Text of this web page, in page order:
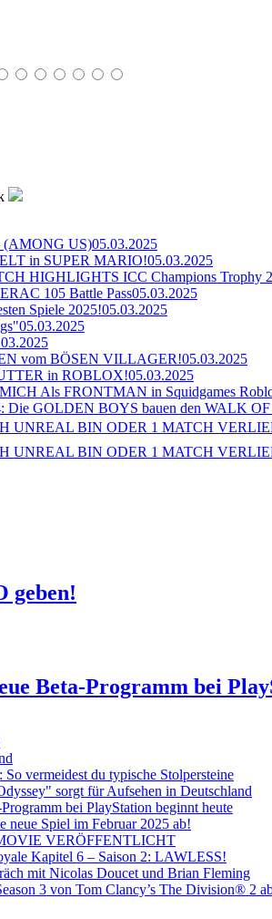
US)05.03.2025
in SUPER MARIO!05.03.2025
HIGHLIGHTS ICC Champions Trophy
105 Battle Pass05.03.2025
Spiele 2025!05.03.2025
05.03.2025
vom BÖSEN VILLAGER!05.03.2025
in ROBLOX!05.03.2025
Als FRONTMAN in Squidgames
Die GOLDEN BOYS bauen den WALK
UNREAL BIN ODER 1 MATCH
UNREAL BIN ODER 1 MATCH
geben!
Beta-Programm bei
vermeidest du typische Stolpersteine
sorgt für Aufsehen in Deutschland
bei PlayStation beginnt heute
neue Spiel im Februar 2025 ab!
VERÖFFENTLICHT
Kapitel 6 – Saison 2: LAWLESS!
mit Nicolas Doucet und Brian Fleming
3 von Tom Clancy’s The Division® 2